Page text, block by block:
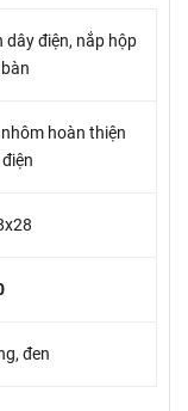
dây điện, nắp hộp
hoàn thiện
đen